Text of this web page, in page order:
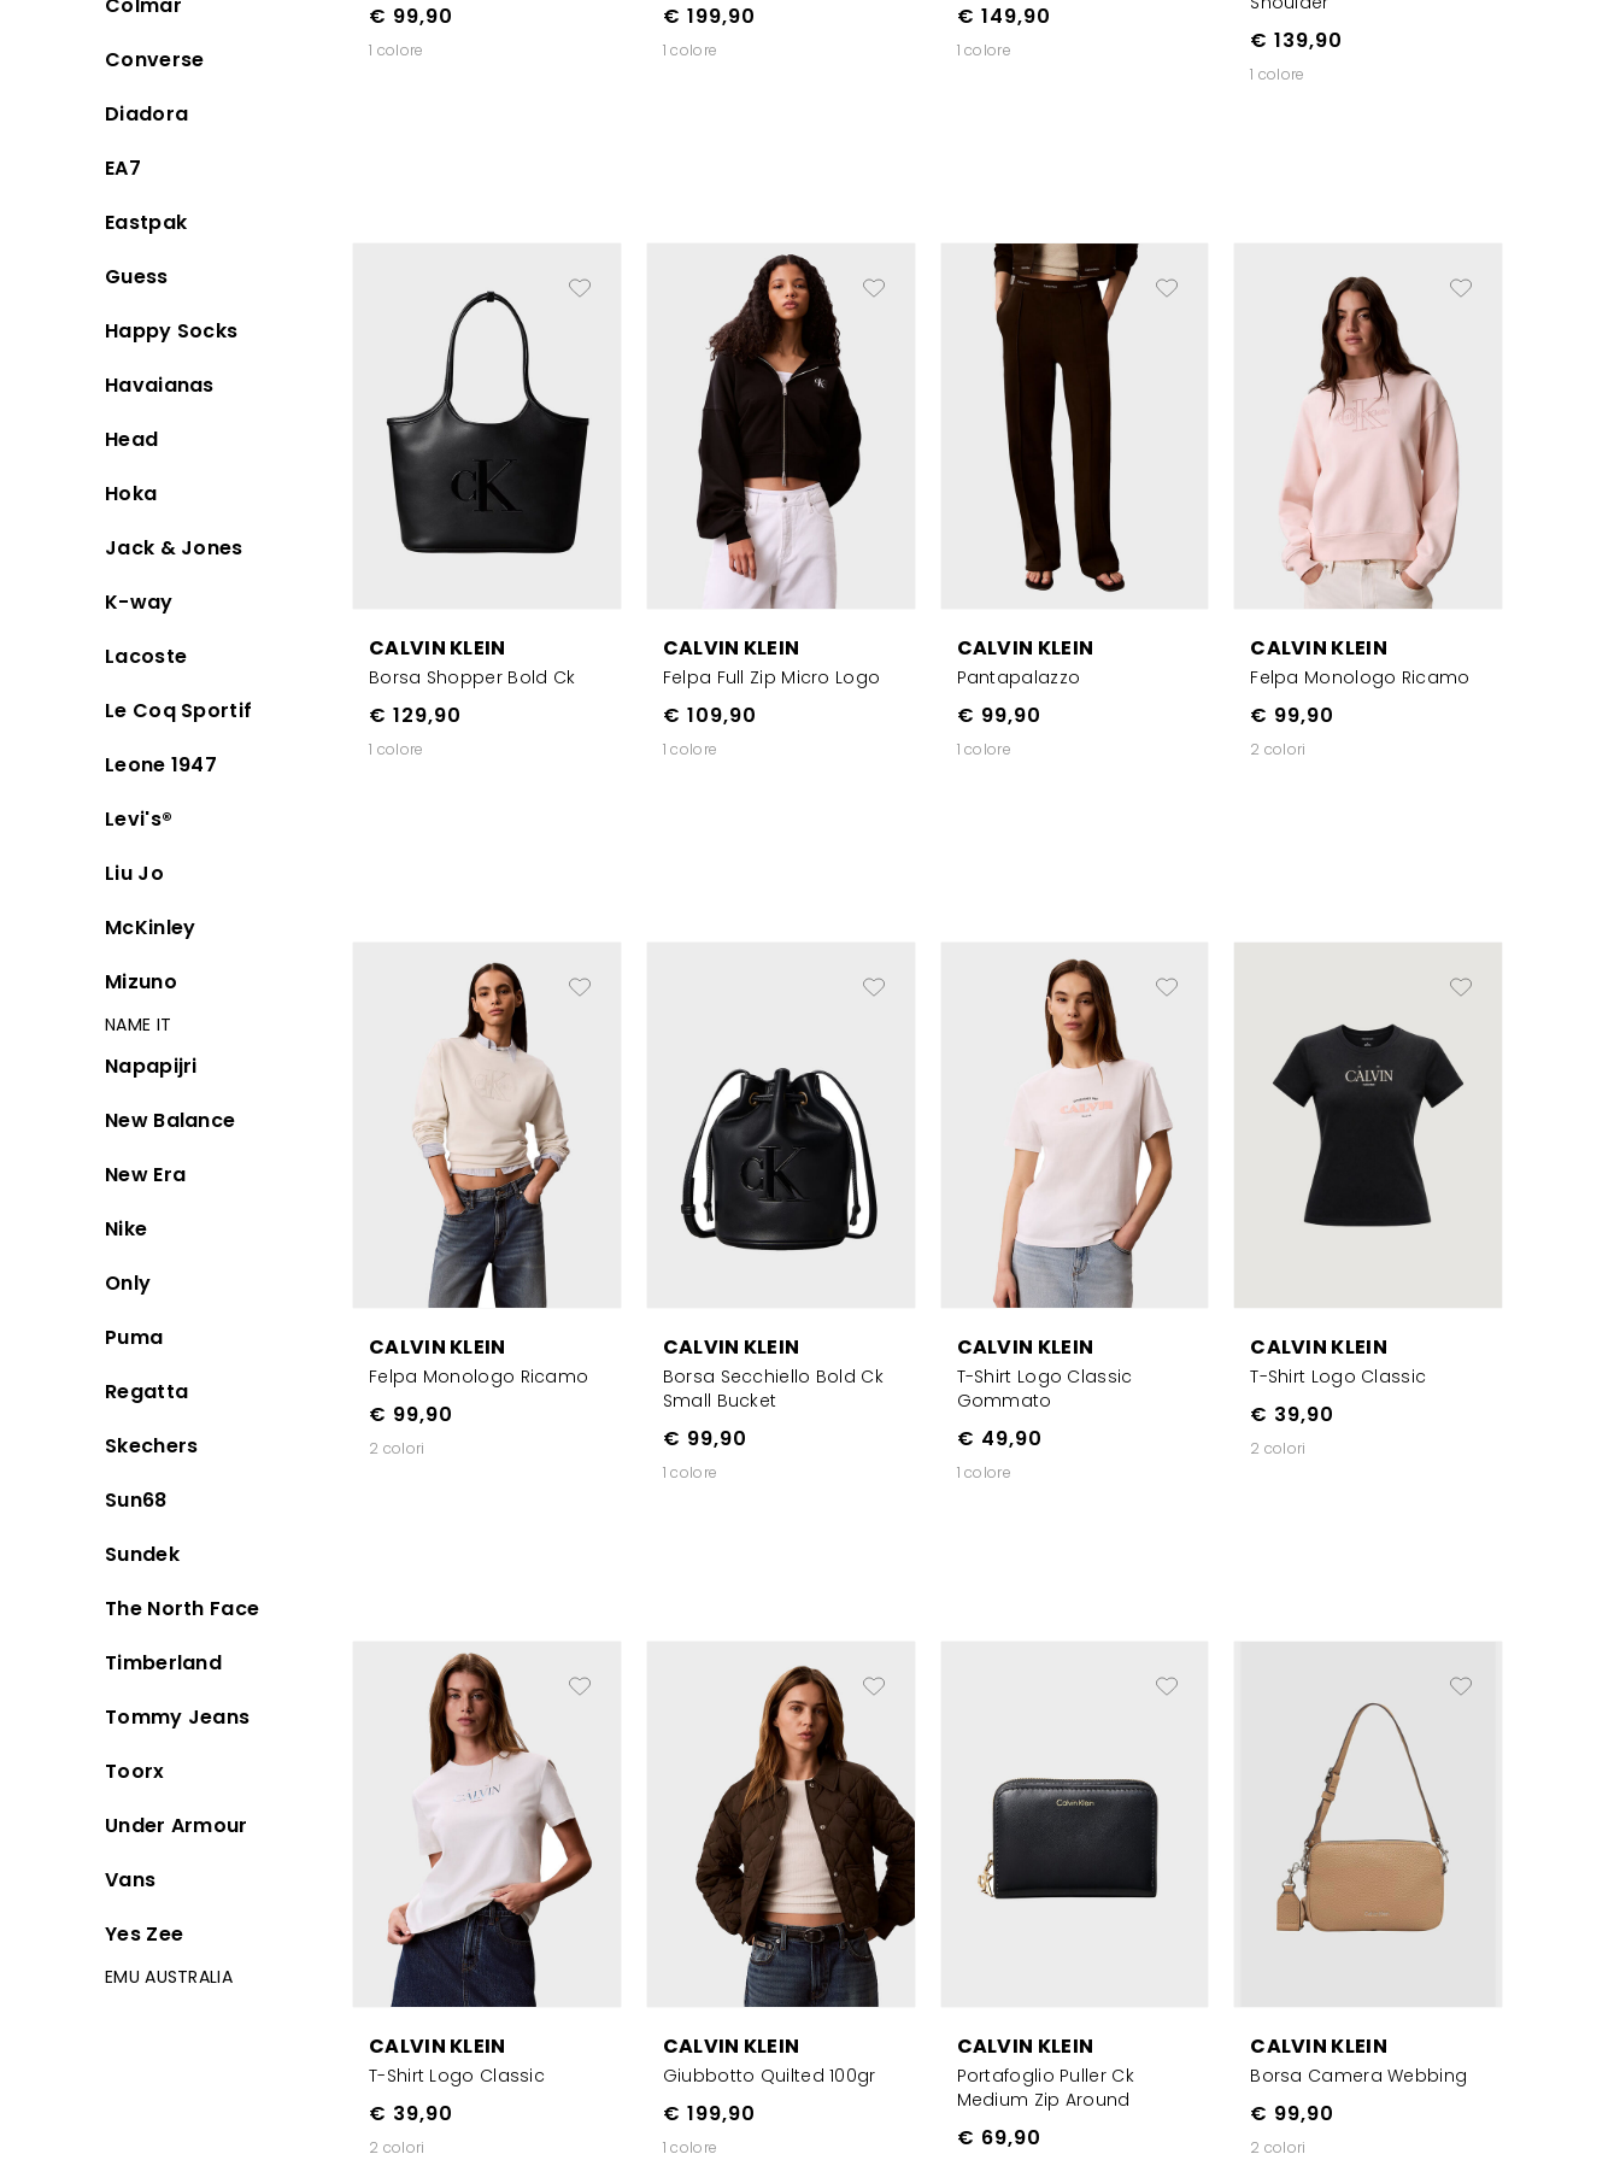
Converse
Diadora
EA7
Eastpak
Guess
Happy Socks
Havaianas
Head
Hoka
Jack & Jones
K-way
Lacoste
Le Coq Sportif
Leone 1947
Levi's®
Liu Jo
McKinley
Mizuno
NAME IT
Napapijri
New Balance
New Era
Nike
Only
Puma
Regatta
Skechers
Sun68
Sundek
The North Face
Timberland
Tommy Jeans
Toorx
Under Armour
Vans
Yes Zee
EMU AUSTRALIA
€ 99,90
1 colore
€ 199,90
1 colore
€ 149,90
1 colore € 139,90
1 colore
CALVIN KLEIN
Borsa Shopper Bold Ck
€ 129,90
1 colore
CALVIN KLEIN
Felpa Full Zip Micro Logo
€ 109,90
1 colore
CALVIN KLEIN
Pantapalazzo
€ 99,90
1 colore
CALVIN KLEIN
Felpa Monologo Ricamo
€ 99,90
2 colori
CALVIN KLEIN
Felpa Monologo Ricamo
€ 99,90
2 colori
CALVIN KLEIN
Borsa Secchiello Bold Ck
Small Bucket
€ 99,90
1 colore
CALVIN KLEIN
T-Shirt Logo Classic
Gommato
€ 49,90
1 colore
CALVIN KLEIN
T-Shirt Logo Classic
€ 39,90
2 colori
CALVIN KLEIN
T-Shirt Logo Classic
€ 39,90
2 colori
CALVIN KLEIN
Giubbotto Quilted 100gr
€ 199,90
1 colore
CALVIN KLEIN
Portafoglio Puller Ck
Medium Zip Around
€ 69,90
CALVIN KLEIN
Borsa Camera Webbing
€ 99,90
2 colori